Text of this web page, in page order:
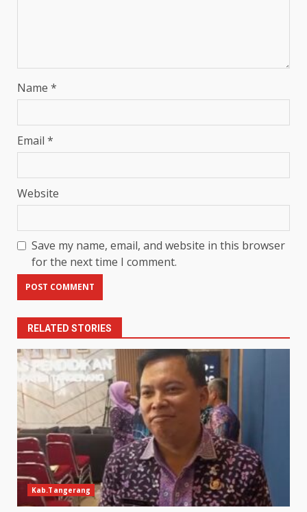
Name *
Email *
Website
Save my name, email, and website in this browser
for the next time I comment.
RELATED STORIES
Kab.Tangerang